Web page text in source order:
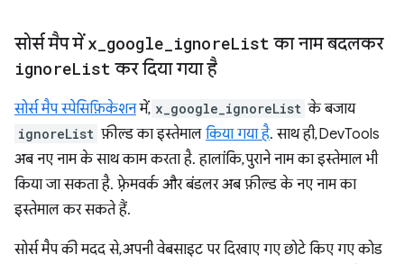
सोर्स मैप मेंx google ignoreList का नाम बदलकर
ignoreList कर दिया गया है
सोर्स मैप स्पेसिफ़िकेशनमें, x_google_ignoreList के बजाय
ignoreList फ़ील्ड का इस्तेमाल किया गया है. साथ ही, DevTools
अब नए नाम के साथ काम करता है. हालांकि, पुराने नाम का इस्तेमाल भी
किया जा सकता है. फ़्रेमवर्क और बंडलर अब फ़ील्ड के नए नाम का
इस्तेमाल कर सकते हैं.
सोर्स मैप की मदद से, अपनी वेबसाइट पर दिखाए गए छोटे किए गए कोड